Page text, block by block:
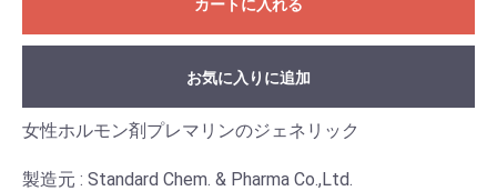
カートに入れる
お気に入りに追加
女性ホルモン剤プレマリンのジェネリック
製造元 : Standard Chem. & Pharma Co.,Ltd.